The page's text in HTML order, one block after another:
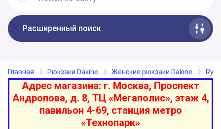
Расширенный поиск
Главная Рюкзаки Dakine Женские рюкзаки Dakine
Адрес магазина: г. Москва, Проспект
Андропова, д. 8, ТЦ «Мегаполис», этаж 4,
павильон 4-69, станция метро
«Технопарк»